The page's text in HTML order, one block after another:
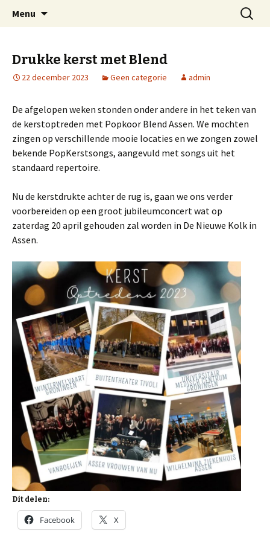
Arnold Wienen
Welkom op mijn website
Menu
Zoeken
naar:
Drukke kerst met Blend
22 december 2023 Geen categorie admin
De afgelopen weken stonden onder andere in het teken van
de kerstoptreden met Popkoor Blend Assen. We mochten
zingen op verschillende mooie locaties en we zongen zowel
bekende PopKerstsongs, aangevuld met songs uit het
standaard repertoire.
Nu de kerstdrukte achter de rug is, gaan we ons verder
voorbereiden op een groot jubileumconcert wat op
zaterdag 20 april gehouden zal worden in De Nieuwe Kolk in
Assen.
Dit delen:
Facebook X